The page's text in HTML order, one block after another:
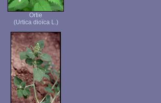
Ortie
(Urtica dioïca L.)